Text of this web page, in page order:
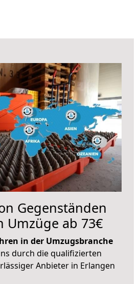
Gegenständen
Umzüge ab 73€
in der Umzugsbranche
durch die qualifizierten
Anbieter in Erlangen